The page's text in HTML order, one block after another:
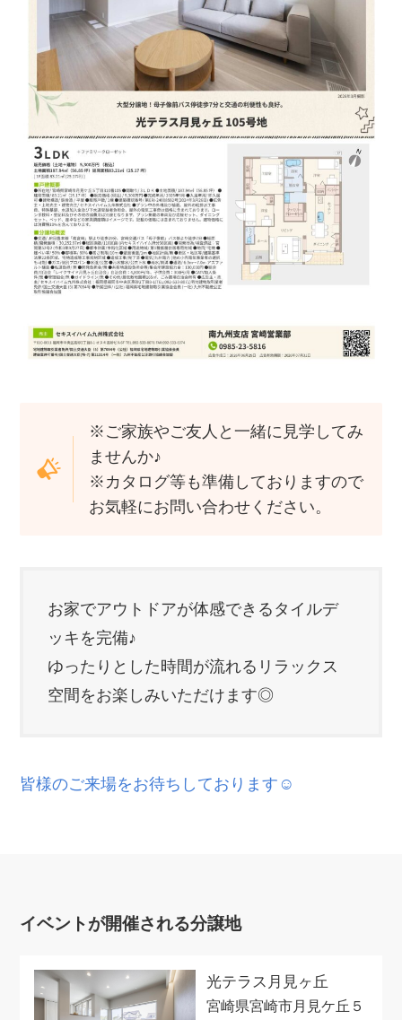
※ご家族やご友人と一緒に見学してみ
ませんか♪
※カタログ等も準備しておりますので
お気軽にお問い合わせください。
お家でアウトドアが体感できるタイルデ
ッキを完備♪
ゆったりとした時間が流れるリラックス
空間をお楽しみいただけます◎
皆様のご来場をお待ちしております☺
イベントが開催される分譲地
光テラス月見ヶ丘
宮崎県宮崎市月見ケ丘５